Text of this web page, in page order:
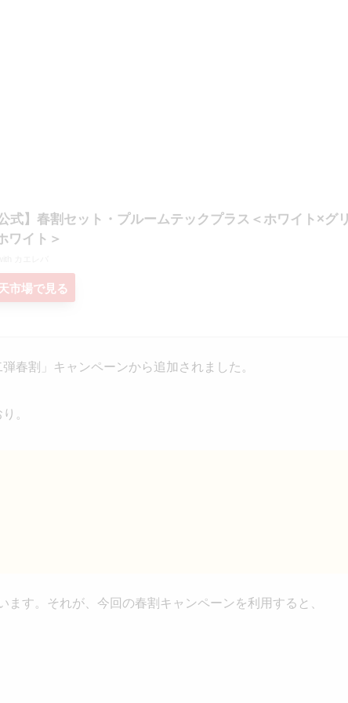
公式】春割セット・プルームテックプラス＜ホワイト×グ
ワイト＞
市場で見る
春割」キャンペーンから追加されました。
。
す。それが、今回の春割キャンペーンを利用すると、